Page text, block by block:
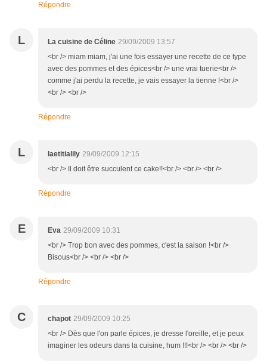
Répondre
L La cuisine de Céline 29/09/2009 13:57
<br /> miam miam, j'ai une fois essayer une recette de ce type
avec des pommes et des épices<br /> une vrai tuerie<br />
comme j'ai perdu la recette, je vais essayer la tienne !<br />
<br /> <br />
Répondre
L laetitialily 29/09/2009 12:15
<br /> Il doit être succulent ce cake!!<br /> <br /> <br />
Répondre
E Eva 29/09/2009 10:31
<br /> Trop bon avec des pommes, c'est la saison !<br />
Bisous<br /> <br /> <br />
Répondre
C chapot 29/09/2009 10:25
<br /> Dès que l'on parle épices, je dresse l'oreille, et je peux
imaginer les odeurs dans la cuisine, hum !!!<br /> <br /> <br />